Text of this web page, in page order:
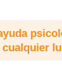
cualquier